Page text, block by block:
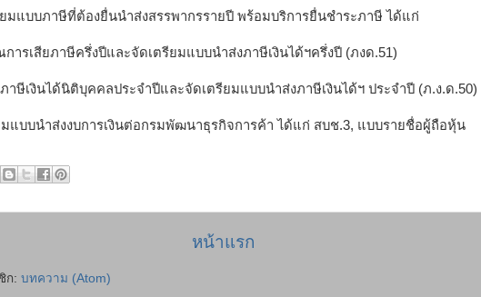
มแบบภาษีที่ต้องยื่นนำส่งสรรพากรรายปี พร้อมบริการยื่นชำระภาษี ได้แก่
ารเสียภาษีครึ่งปีและจัดเตรียมแบบนำส่งภาษีเงินได้ฯครึ่งปี (ภงด.51)
ษีเงินได้นิติบุคคลประจำปีและจัดเตรียมแบบนำส่งภาษีเงินได้ฯ ประจำปี (ภ.ง.ด.50)
แบบนำส่งงบการเงินต่อกรมพัฒนาธุรกิจการค้า ได้แก่ สบช.3, แบบรายชื่อผู้ถือหุ้น
หน้าแรก
ก: บทความ (Atom)